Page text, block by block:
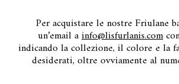
Per acquistare le nostre Friulane
un’email ainfo@lisfurlanis.com
indicando la collezione, il colore e la
desiderati, oltre ovviamente al